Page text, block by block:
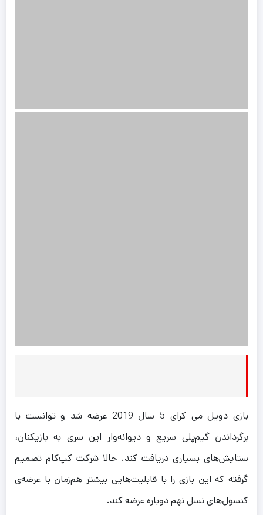
بازی دویل می کرای 5 سال 2019 عرضه شد و توانست با
برگرداندن گیم‌پلی سریع و دیوانه‌وار این سری به بازیکنان،
ستایش‌های بسیاری دریافت کند. حالا شرکت کپ‌کام تصمیم
گرفته که این بازی را با قابلیت‌هایی بیشتر هم‌زمان با عرضه‌ی
کنسول‌های نسل نهم دوباره عرضه کند.